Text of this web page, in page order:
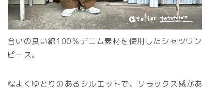
合いの良い綿100％デニム素材を使用したシャツワン
ピース。
程よくゆとりのあるシルエットで、リラックス感があ